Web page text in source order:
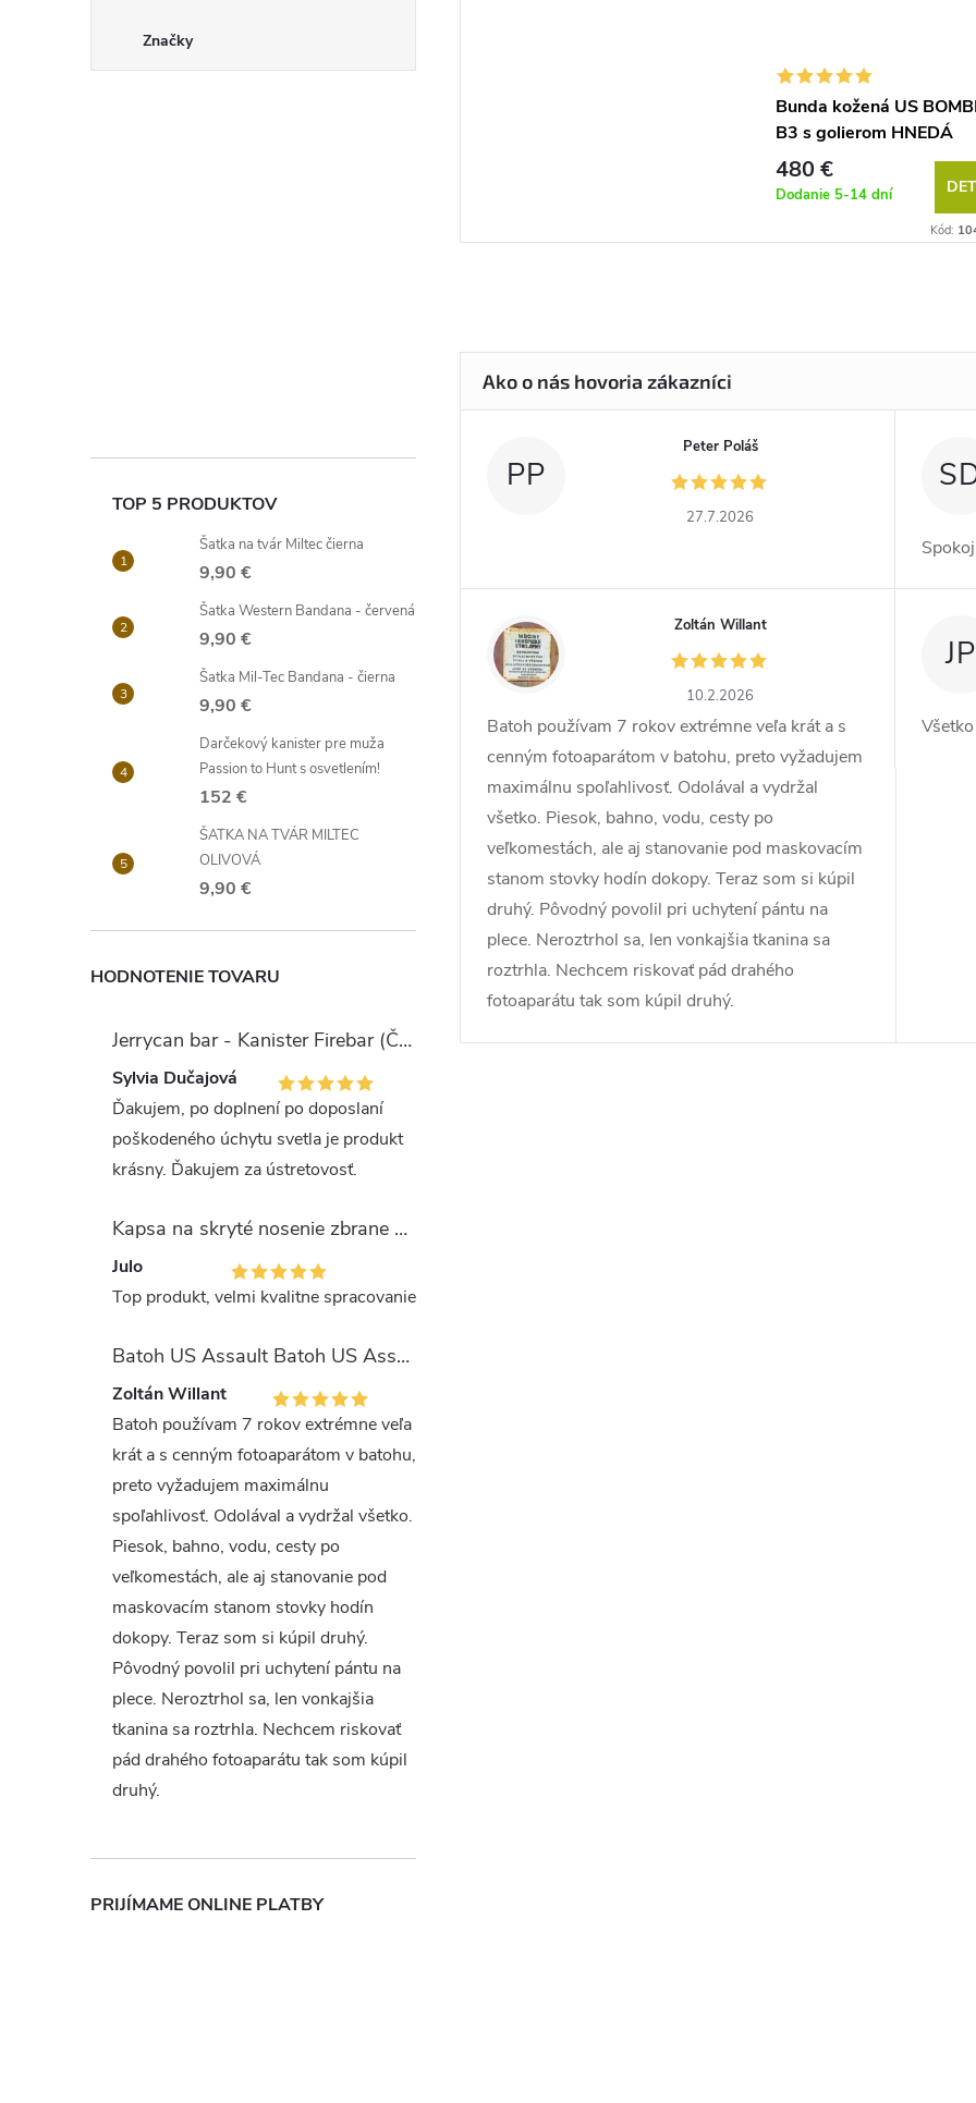
Značky
TOP 5 PRODUKTOV
Šatka na tvár Miltec čierna
9,90 €
Šatka Western Bandana - červená
9,90 €
Šatka Mil-Tec Bandana - čierna
9,90 €
Darčekový kanister pre muža
Passion to Hunt s osvetlením!
152 €
ŠATKA NA TVÁR MILTEC
OLIVOVÁ
9,90 €
HODNOTENIE TOVARU
Jerrycan bar - Kanister Firebar (Červený)
Sylvia Dučajová
Ďakujem, po doplnení po doposlaní
poškodeného úchytu svetla je produkt
krásny. Ďakujem za ústretovosť.
Kapsa na skryté nosenie zbrane OLIVA (veľkosť Glock 17/19)
Julo
Top produkt, velmi kvalitne spracovanie
Batoh US Assault Batoh US Assault "LASER CUT" 36l MULTIT.
Zoltán Willant
Batoh používam 7 rokov extrémne veľa
krát a s cenným fotoaparátom v batohu,
preto vyžadujem maximálnu
spoľahlivosť. Odolával a vydržal všetko.
Piesok, bahno, vodu, cesty po
veľkomestách, ale aj stanovanie pod
maskovacím stanom stovky hodín
dokopy. Teraz som si kúpil druhý.
Pôvodný povolil pri uchytení pántu na
plece. Neroztrhol sa, len vonkajšia
tkanina sa roztrhla. Nechcem riskovať
pád drahého fotoaparátu tak som kúpil
druhý.
PRIJÍMAME ONLINE PLATBY
Bunda kožená US
B3 s golierom HNEDÁ
480 €
Dodanie 5-14 dní
Kód:
PP
Peter Poláš
27.7.2026
ZW
Zoltán Willant
10.2.2026
Batoh používam 7 rokov extrémne veľa krát a s
cenným fotoaparátom v batohu, preto vyžadujem
maximálnu spoľahlivosť. Odolával a vydržal
všetko. Piesok, bahno, vodu, cesty po
veľkomestách, ale aj stanovanie pod maskovacím
stanom stovky hodín dokopy. Teraz som si kúpil
druhý. Pôvodný povolil pri uchytení pántu na
plece. Neroztrhol sa, len vonkajšia tkanina sa
roztrhla. Nechcem riskovať pád drahého
fotoaparátu tak som kúpil druhý.
JP